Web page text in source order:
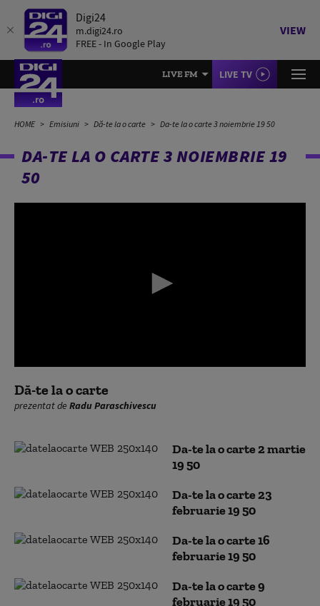
Digi24
m.digi24.ro
FREE - In Google Play
VIEW
LIVE FM LIVE TV
HOME Emisiuni Dă-te la o carte Da-te la o carte 3 noiembrie 19 50
DA-TE LA O CARTE 3 NOIEMBRIE 19
50
seconds
of
0
Dă-te la o carte
prezentat deRadu Paraschivescu
Da-te la o carte 2 martie
19 50
Da-te la o carte 23
februarie 19 50
Da-te la o carte 16
februarie 19 50
Da-te la o carte 9
februarie 19 50